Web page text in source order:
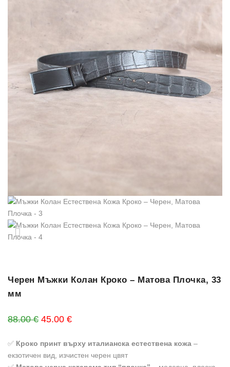
Черен Мъжки Колан Кроко – Матова Плочка, 33
мм
88.00€ Original price was: 88.00 €.
45.00 €Текущата цена е: 45.00 €.
✅ Кроко принт върху италианска естествена кожа –
екзотичен вид, изчистен черен цвят